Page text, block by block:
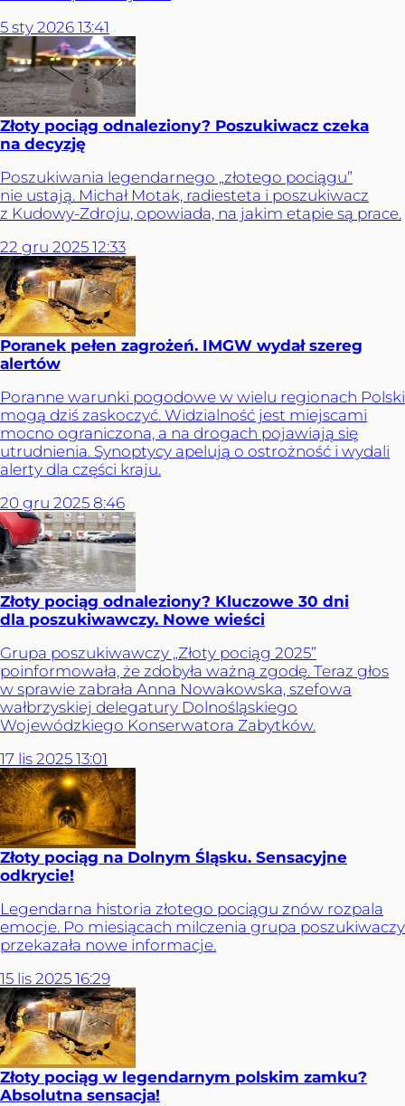
5 sty 2026 13:41
Złoty pociąg odnaleziony? Poszukiwacz czeka
na decyzję
Poszukiwania legendarnego „złotego pociągu”
nie ustają. Michał Motak, radiesteta i poszukiwacz
z Kudowy-Zdroju, opowiada, na jakim etapie są prace.
22 gru 2025 12:33
Poranek pełen zagrożeń. IMGW wydał szereg
alertów
Poranne warunki pogodowe w wielu regionach Polski
mogą dziś zaskoczyć. Widzialność jest miejscami
mocno ograniczona, a na drogach pojawiają się
utrudnienia. Synoptycy apelują o ostrożność i wydali
alerty dla części kraju.
20 gru 2025 8:46
Złoty pociąg odnaleziony? Kluczowe 30 dni
dla poszukiwawczy. Nowe wieści
Grupa poszukiwawczy „Złoty pociąg 2025”
poinformowała, że zdobyła ważną zgodę. Teraz głos
w sprawie zabrała Anna Nowakowska, szefowa
wałbrzyskiej delegatury Dolnośląskiego
Wojewódzkiego Konserwatora Zabytków.
17 lis 2025 13:01
Złoty pociąg na Dolnym Śląsku. Sensacyjne
odkrycie!
Legendarna historia złotego pociągu znów rozpala
emocje. Po miesiącach milczenia grupa poszukiwaczy
przekazała nowe informacje.
15 lis 2025 16:29
Złoty pociąg w legendarnym polskim zamku?
Absolutna sensacja!